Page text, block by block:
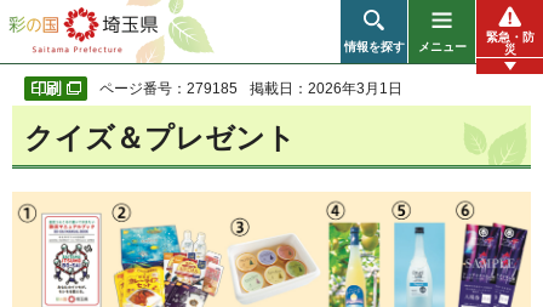
彩の国 埼玉県
情報を探す メニュー
緊急・防
災
ページ番号：279185 掲載日：2026年3月1日
クイズ＆プレゼント